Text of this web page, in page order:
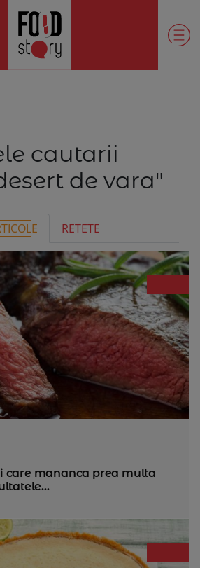
cautarii
de vara"
RETETE
care mananca prea multa